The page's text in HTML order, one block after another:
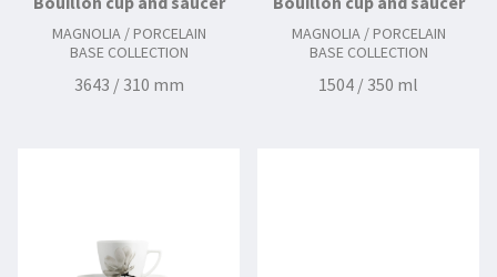
MAGNOLIA / PORCELAIN
BASE COLLECTION
3643 / 310 mm
MAGNOLIA / PORCELAIN
BASE COLLECTION
1504 / 350 ml